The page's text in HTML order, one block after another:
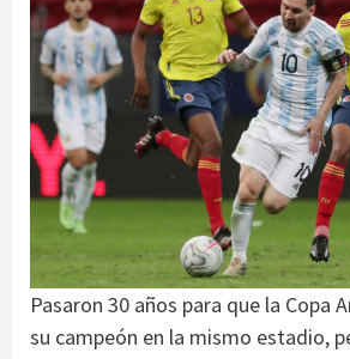
Pasaron 30 años para que la Copa
su campeón en la mismo estadio,